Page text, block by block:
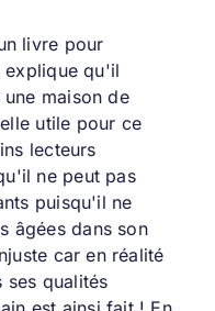
livre pour
explique qu'il
maison de
utile pour ce
lecteurs
ne peut pas
puisqu'il ne
âgées dans son
car en réalité
ses qualités